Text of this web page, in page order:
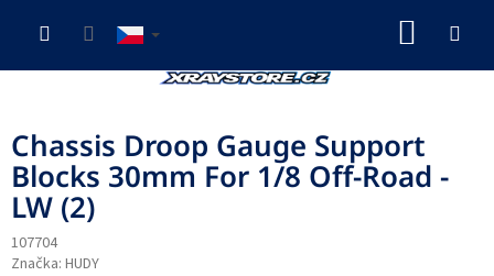
Chassis Droop Gauge Support
Blocks 30mm For 1/8 Off-Road -
LW (2)
107704
Značka: HUDY